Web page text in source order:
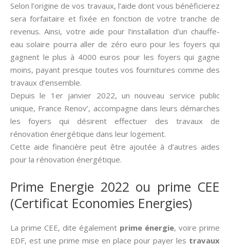
Selon l’origine de vos travaux, l’aide dont vous bénéficierez
sera forfaitaire et fixée en fonction de votre tranche de
revenus. Ainsi, votre aide pour l’installation d’un chauffe-
eau solaire pourra aller de zéro euro pour les foyers qui
gagnent le plus à 4000 euros pour les foyers qui gagne
moins, payant presque toutes vos fournitures comme des
travaux d’ensemble.
Depuis le 1er janvier 2022, un nouveau service public
unique, France Renov’, accompagne dans leurs démarches
les foyers qui désirent effectuer des travaux de
rénovation énergétique dans leur logement.
Cette aide financière peut être ajoutée à d’autres aides
pour la rénovation énergétique.
Prime Energie 2022 ou prime CEE
(Certificat Economies Energies)
La prime CEE, dite également prime énergie, voire prime
EDF, est une prime mise en place pour payer les travaux